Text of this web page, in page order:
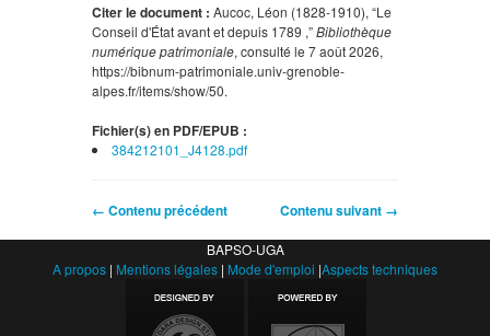
Citer le document : Aucoc, Léon (1828-1910), “Le
Conseil d'État avant et depuis 1789 ,”Bibliothèque
numérique patrimoniale, consulté le 7 août 2026,
https://bibnum-patrimoniale.univ-grenoble-
alpes.fr/items/show/50.
Fichier(s) en PDF/EPUB :
384212101_J4128.pdf
← Contenu précédent Contenu suivant →
BAPSO-UGA
A propos | Mentions légales | Mode d'emploi |Aspects techniques